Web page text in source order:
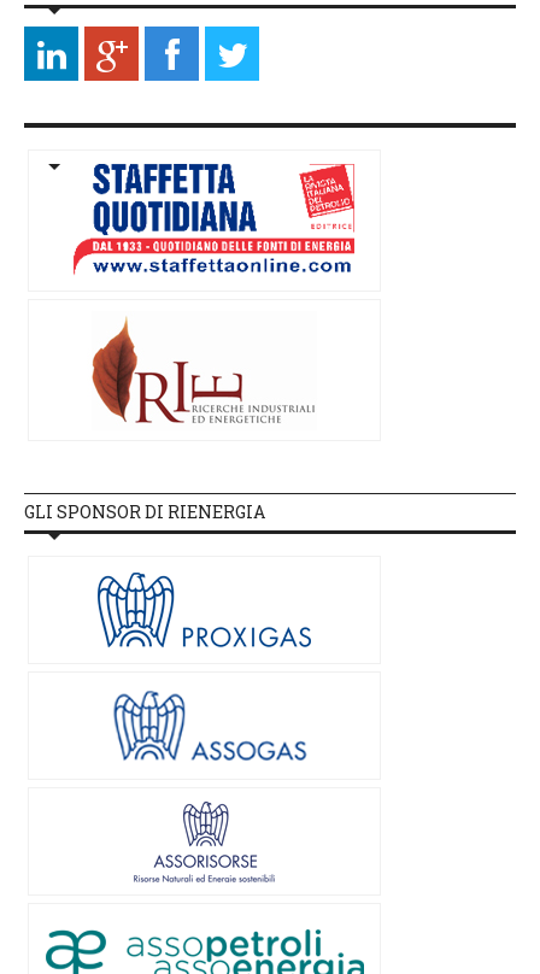
GLI SPONSOR DI RIENERGIA